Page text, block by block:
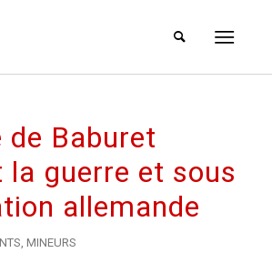
de Baburet
la guerre et sous
allemande
, MINEURS